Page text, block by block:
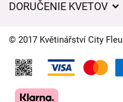
Časy doručenia kvetov –
DORUČENIE KVETOV
Kam doručujeme kvety
Súbory cookie
© 2017 Květinářství City